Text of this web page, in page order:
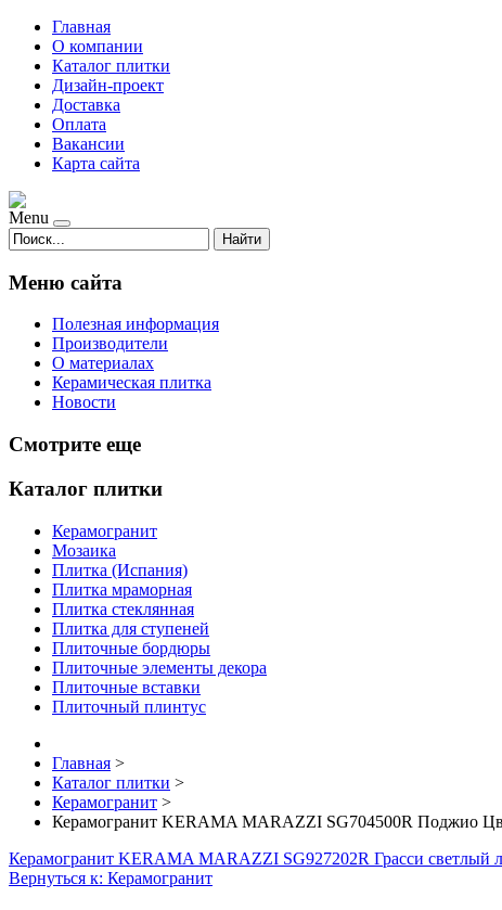
Главная
О компании
Каталог плитки
Дизайн-проект
Доставка
Оплата
Вакансии
Карта сайта
Menu
Найти
Меню сайта
Полезная информация
Производители
О материалах
Керамическая плитка
Новости
Смотрите еще
Каталог плитки
Керамогранит
Мозаика
Плитка (Испания)
Плитка мраморная
Плитка стеклянная
Плитка для ступеней
Плиточные бордюры
Плиточные элементы декора
Плиточные вставки
Плиточный плинтус
Главная >
Каталог плитки >
Керамогранит >
Керамогранит KERAMA MARAZZI SG704500R Поджио
Керамогранит KERAMA MARAZZI SG927202R Грасси светлый
Вернуться к: Керамогранит